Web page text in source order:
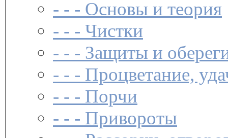
- - - Основы и теория
- - - Чистки­
- - - Защиты и
- - - Процветание,
- - - Порчи
- - - Привороты